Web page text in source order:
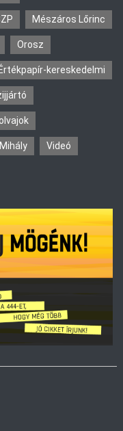
Mészáros Lőrinc
Orosz
kereskedelmi
Videó